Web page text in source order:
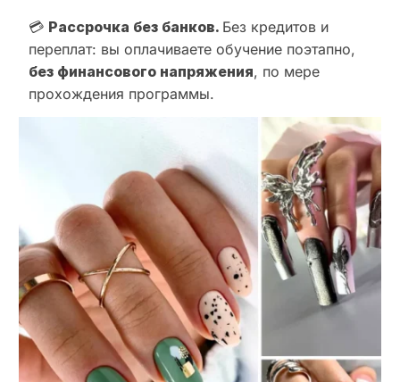
💳 Рассрочка без банков. Без кредитов и
переплат: вы оплачиваете обучение поэтапно,
без финансового напряжения, по мере
прохождения программы.